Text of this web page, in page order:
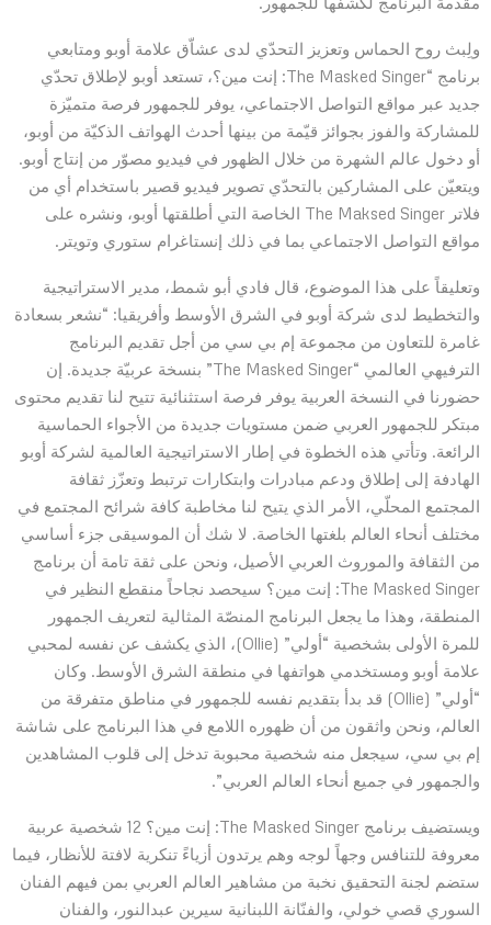
ولِبث روح الحماس وتعزيز التحدّي لدى عشاّق علامة أوبو ومتابعي
برنامج “The Masked Singer: إنت مين؟، تستعد أوبو لإطلاق تحدّي
جديد عبر مواقع التواصل الاجتماعي، يوفر للجمهور فرصة متميّزة
للمشاركة والفوز بجوائز قيّمة من بينها أحدث الهواتف الذكيّة من أوبو،
أو دخول عالم الشهرة من خلال الظهور في فيديو مصوّر من إنتاج أوبو.
ويتعيّن على المشاركين بالتحدّي تصوير فيديو قصير باستخدام أي من
فلاتر The Maksed Singer الخاصة التي أطلقتها أوبو، ونشره على
مواقع التواصل الاجتماعي بما في ذلك إنستاغرام ستوري وتويتر.
وتعليقاً على هذا الموضوع، قال فادي أبو شمط، مدير الاستراتيجية
والتخطيط لدى شركة أوبو في الشرق الأوسط وأفريقيا: “نشعر بسعادة
غامرة للتعاون من مجموعة إم بي سي من أجل تقديم البرنامج
الترفيهي العالمي “The Masked Singer” بنسخة عربيّة جديدة. إن
حضورنا في النسخة العربية يوفر فرصة استثنائية تتيح لنا تقديم محتوى
مبتكر للجمهور العربي ضمن مستويات جديدة من الأجواء الحماسية
الرائعة. وتأتي هذه الخطوة في إطار الاستراتيجية العالمية لشركة أوبو
الهادفة إلى إطلاق ودعم مبادرات وابتكارات ترتبط وتعزّز ثقافة
المجتمع المحلّي، الأمر الذي يتيح لنا مخاطبة كافة شرائح المجتمع في
مختلف أنحاء العالم بلغتها الخاصة. لا شك أن الموسيقى جزء أساسي
من الثقافة والموروث العربي الأصيل، ونحن على ثقة تامة أن برنامج
The Masked Singer: إنت مين؟ سيحصد نجاحاً منقطع النظير في
المنطقة، وهذا ما يجعل البرنامج المنصّة المثالية لتعريف الجمهور
للمرة الأولى بشخصية “أولي” (Ollie)، الذي يكشف عن نفسه لمحبي
علامة أوبو ومستخدمي هواتفها في منطقة الشرق الأوسط. وكان
“أولي” (Ollie) قد بدأ بتقديم نفسه للجمهور في مناطق متفرقة من
العالم، ونحن واثقون من أن ظهوره اللامع في هذا البرنامج على شاشة
إم بي سي، سيجعل منه شخصية محبوبة تدخل إلى قلوب المشاهدين
والجمهور في جميع أنحاء العالم العربي”.
ويستضيف برنامج The Masked Singer: إنت مين؟ 12 شخصية عربية
معروفة للتنافس وجهاً لوجه وهم يرتدون أزياءً تنكرية لافتة للأنظار، فيما
ستضم لجنة التحقيق نخبة من مشاهير العالم العربي بمن فيهم الفنان
السوري قصي خولي، والفنّانة اللبنانية سيرين عبدالنور، والفنان